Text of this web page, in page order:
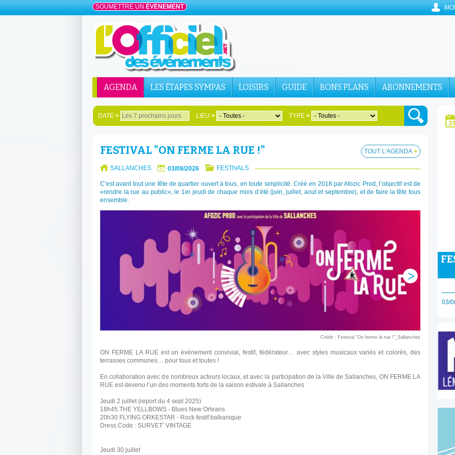
SOUMETTRE UN ÉVÉNEMENT
AGENDA LES ÉTAPES SYMPAS LOISIRS GUIDE BONS PLANS ABONNEMENTS
DATE> LIEU> TYPE>
FESTIVAL "ON FERME LA RUE !" TOUT L'AGENDA +
SALLANCHES 03/09/2026 FESTIVALS
C’est avant tout une fête de quartier ouvert à tous, en toute simplicité. Créé en 2018 par Afozic Prod, l’objectif est de
«rendre la rue au public», le 1er jeudi de chaque mois d’été (juin, juillet, aout et septembre), et de faire la fête tous
ensemble.
Crédit : Festival "On ferme la rue !"_Sallanches
ON FERME LA RUE est un événement convivial, festif, fédérateur… avec styles musicaux variés et colorés, des
terrasses communes… pour tous et toutes !
En collaboration avec de nombreux acteurs locaux, et avec la participation de la Ville de Sallanches, ON FERME LA
RUE est devenu l’un des moments forts de la saison estivale à Sallanches
Jeudi 2 juillet (report du 4 sept 2025)
18h45 THE YELLBOWS - Blues New Orleans
20h30 FLYING ORKESTAR - Rock festif balkanique
Dress Code : SURVET’ VINTAGE
Jeudi 30 juillet
03/